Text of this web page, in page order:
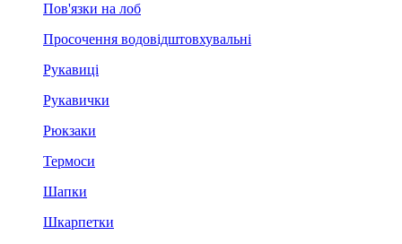
Пов'язки на лоб
Просочення водовідштовхувальні
Рукавиці
Рукавички
Рюкзаки
Термоси
Шапки
Шкарпетки